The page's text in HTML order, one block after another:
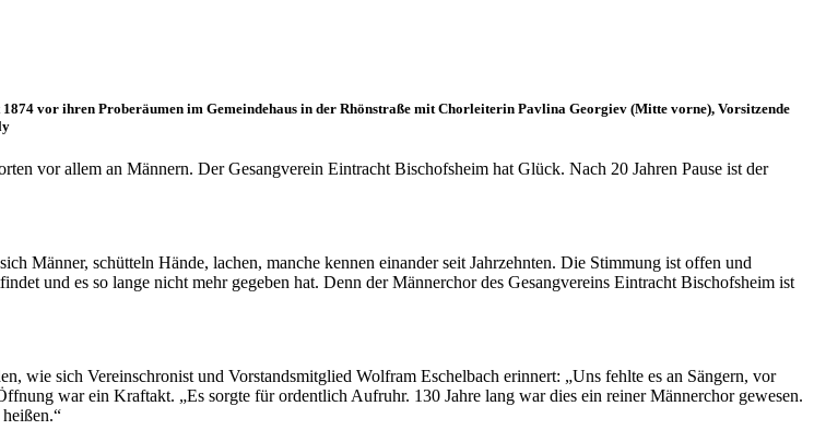
vor ihren Proberäumen im Gemeindehaus in der Rhönstraße mit Chorleiterin Pavlina Georgiev (Mitte vorne), Vorsitzende
vor allem an Männern. Der Gesangverein Eintracht Bischofsheim hat Glück. Nach 20 Jahren Pause ist der
Männer, schütteln Hände, lachen, manche kennen einander seit Jahrzehnten. Die Stimmung ist offen und
und es so lange nicht mehr gegeben hat. Denn der Männerchor des Gesangvereins Eintracht Bischofsheim ist
wie sich Vereinschronist und Vorstandsmitglied Wolfram Eschelbach erinnert: „Uns fehlte es an Sängern, vor
war ein Kraftakt. „Es sorgte für ordentlich Aufruhr. 130 Jahre lang war dies ein reiner Männerchor gewesen.